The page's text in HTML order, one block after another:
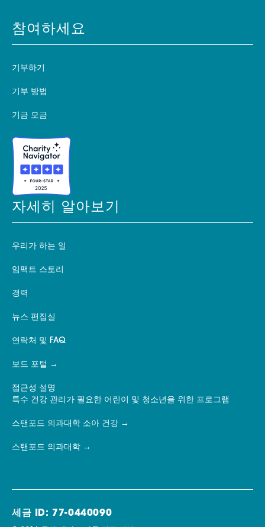
참여하세요
기부하기
기부 방법
기금 모금
자세히 알아보기
우리가 하는 일
임팩트 스토리
경력
뉴스 편집실
연락처 및 FAQ
보드 포털
접근성 설명
특수 건강 관리가 필요한 어린이 및 청소년을 위한 프로그램
스탠포드 의과대학 소아 건강
스탠포드 의과대학
세금 ID: 77-0440090